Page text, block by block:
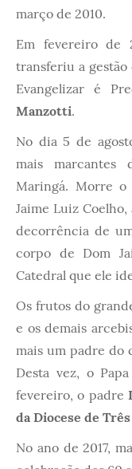
março de 2010.
Em fevereiro de
transferiu a gestão
Evangelizar é
Manzotti.
No dia 5 de
mais marcantes
Maringá. Morre
Jaime Luiz Coelho,
decorrência de
corpo de Dom
Catedral que ele
Os frutos do
e os demais
mais um padre do
Desta vez, o
fevereiro, o padre
da Diocese de
No ano de 2017,